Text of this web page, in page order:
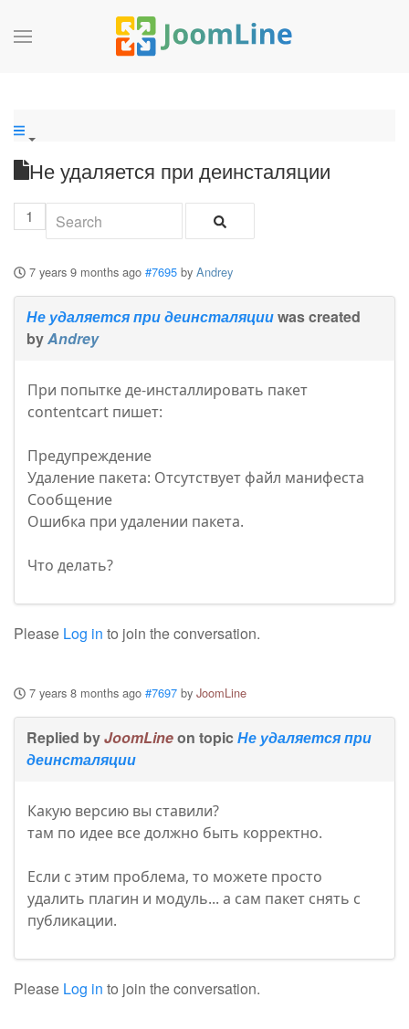
Не удаляется при деинсталяции
1
7 years 9 months ago #7695 by Andrey
Не удаляется при деинсталяцииwas created
byAndrey
При попытке де-инсталлировать пакет
contentcart пишет:
Предупреждение
Удаление пакета: Отсутствует файл манифеста
Сообщение
Ошибка при удалении пакета.
Что делать?
Please Log in to join the conversation.
7 years 8 months ago #7697 by JoomLine
Replied byJoomLineon topic Не удаляется при
деинсталяции
Какую версию вы ставили?
там по идее все должно быть корректно.
Если с этим проблема, то можете просто
удалить плагин и модуль... а сам пакет снять с
публикации.
Please Log in to join the conversation.